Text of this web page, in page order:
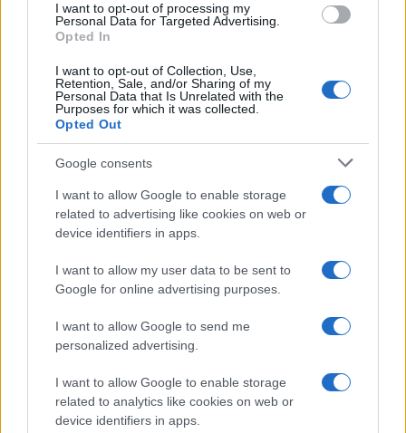
I want to opt-out of processing my
Personal Data for Targeted Advertising.
Opted In
I want to opt-out of Collection, Use,
Retention, Sale, and/or Sharing of my
Personal Data that Is Unrelated with the
Purposes for which it was collected.
Opted Out
Google consents
I want to allow Google to enable storage
related to advertising like cookies on web or
device identifiers in apps.
I want to allow my user data to be sent to
Google for online advertising purposes.
I want to allow Google to send me
personalized advertising.
I want to allow Google to enable storage
related to analytics like cookies on web or
device identifiers in apps.
Continua a leggere
LIFESTYLE
Copenhagen Fashion Week SS27: le novità che stanno
rivoluzionando la moda
Cristian Castiglioni · 8 Ago 2026